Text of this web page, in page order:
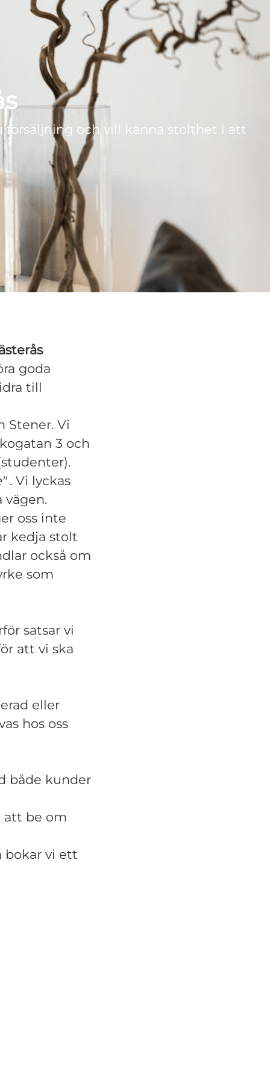
försäljning och vill känna stolthet i att
goda
till
Stener. Vi
3 och
. Vi lyckas
vägen.
oss inte
kedja stolt
också om
som
satsar vi
att vi ska
eller
hos oss
både kunder
att be om
bokar vi ett